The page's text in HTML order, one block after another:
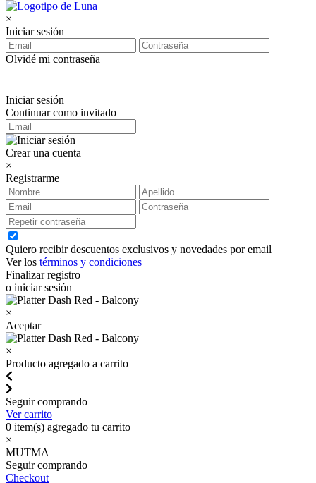
×
Iniciar sesión
Olvidé mi contraseña
Iniciar sesión
Continuar como invitado
Crear una cuenta
×
Registrarme
Quiero recibir descuentos exclusivos y novedades por email
Ver los términos y condiciones
Finalizar registro
o iniciar sesión
×
Aceptar
×
Producto agregado a carrito
Seguir comprando
Ver carrito
0 item(s) agregado tu carrito
×
MUTMA
Seguir comprando
Checkout